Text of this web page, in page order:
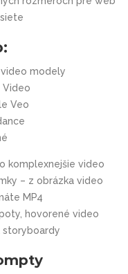
modely
Video
Veo
komplexnejšie video
– z obrázka video
MP4
hovorené video
storyboardy